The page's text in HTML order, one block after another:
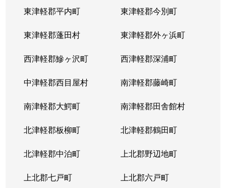
東津軽郡平内町 東津軽郡今別町
東津軽郡蓬田村 東津軽郡外ヶ浜町
西津軽郡鰺ヶ沢町 西津軽郡深浦町
中津軽郡西目屋村 南津軽郡藤崎町
南津軽郡大鰐町 南津軽郡田舎館村
北津軽郡板柳町 北津軽郡鶴田町
北津軽郡中泊町 上北郡野辺地町
上北郡七戸町 上北郡六戸町